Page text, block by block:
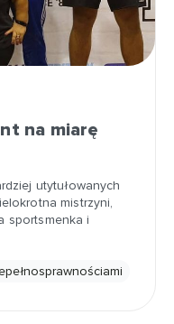
na miarę
utytułowanych
mistrzyni,
sportsmenka i